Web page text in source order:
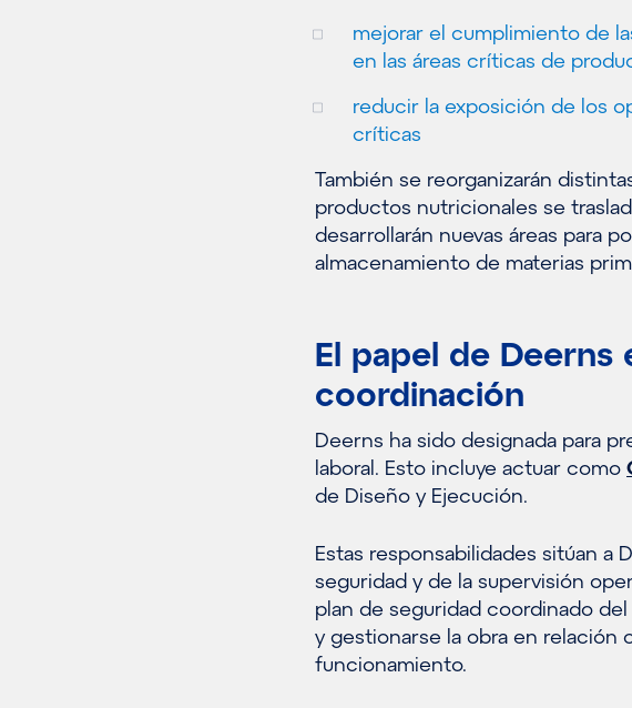
mejorar el cumplimiento de
en las áreas críticas de
reducir la exposición de los
críticas
También se reorganizarán
productos nutricionales se
desarrollarán nuevas áreas para
almacenamiento de materias
El papel de Deerns
coordinación
Deerns ha sido designada para
laboral. Esto incluye actuar como
de Diseño y Ejecución.
Estas responsabilidades sitúan
seguridad y de la supervisión
plan de seguridad coordinado
y gestionarse la obra en relación
funcionamiento.